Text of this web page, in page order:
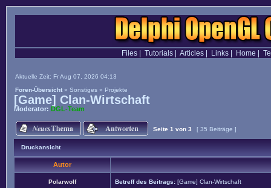
Files| Tutorials| Articles| Links| Home
Aktuelle Zeit: Fr Aug 07, 2026 04:13
Foren-Übersicht » Sonstiges » Projekte
[Game] Clan-Wirtschaft
Moderator: DGL-Team
Seite 1 von 3 [ 35 Beiträge ]
Druckansicht
Autor
Polarwolf Betreff des Beitrags: [Game] Clan-Wirtschaft